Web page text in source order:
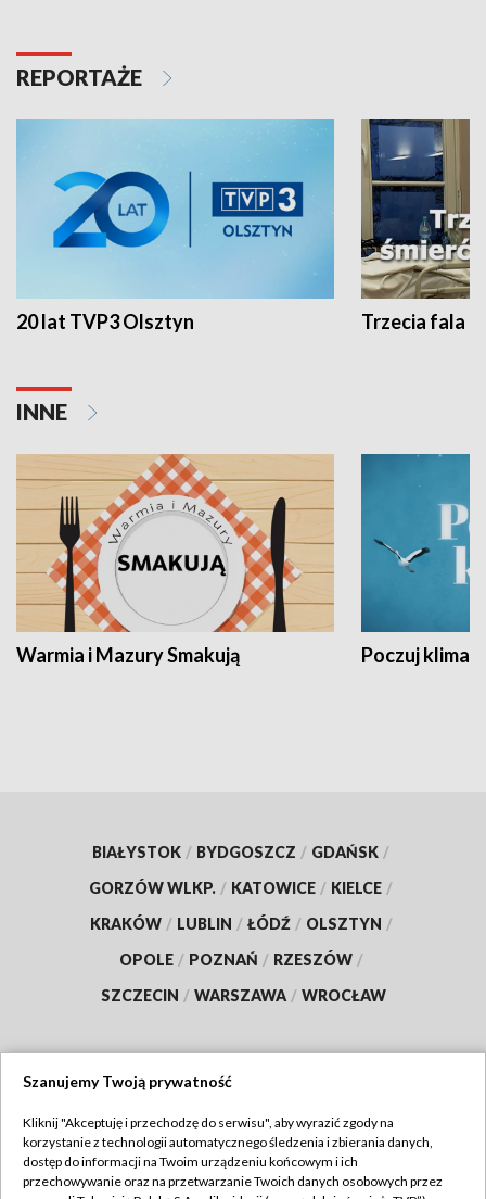
REPORTAŻE
20 lat TVP3 Olsztyn Trzecia fala -
INNE
Warmia i Mazury Smakują Poczuj klimat
BIAŁYSTOK / BYDGOSZCZ / GDAŃSK /
GORZÓW WLKP. / KATOWICE / KIELCE /
KRAKÓW / LUBLIN / ŁÓDŹ / OLSZTYN /
OPOLE / POZNAŃ / RZESZÓW /
SZCZECIN / WARSZAWA / WROCŁAW
TVP
Abonament TVP
Regulamin TVP
Szanujemy Twoją prywatność
Kliknij "Akceptuję i przechodzę do serwisu", aby wyrazić zgody na
korzystanie z technologii automatycznego śledzenia i zbierania danych,
dostęp do informacji na Twoim urządzeniu końcowym i ich
przechowywanie oraz na przetwarzanie Twoich danych osobowych przez